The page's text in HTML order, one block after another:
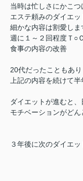
当時は忙しさにかこ
エステ頼みのダイエッ
細かな内容は割愛しま
週に１～２回程度Ｔ○
食事の内容の改善
20代だったこともあり
上記の内容を続けて
ダイエットが進むと
モチベーションがど
３年後に次のダイエッ